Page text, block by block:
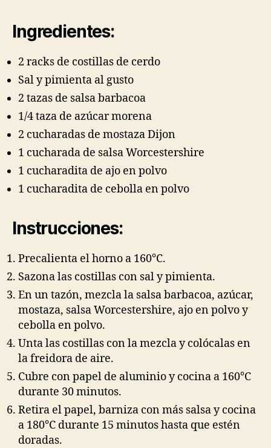
Ingredientes:
2 racks de costillas de cerdo
Sal y pimienta al gusto
2 tazas de salsa barbacoa
1/4 taza de azúcar morena
2 cucharadas de mostaza Dijon
1 cucharada de salsa Worcestershire
1 cucharadita de ajo en polvo
1 cucharadita de cebolla en polvo
Instrucciones:
Precalienta el horno a 160°C.
Sazona las costillas con sal y pimienta.
En un tazón, mezcla la salsa barbacoa, azúcar,
mostaza, salsa Worcestershire, ajo en polvo y
cebolla en polvo.
Unta las costillas con la mezcla y colócalas en
la freidora de aire.
Cubre con papel de aluminio y cocina a 160°C
durante 30 minutos.
Retira el papel, barniza con más salsa y cocina
a 180°C durante 15 minutos hasta que estén
doradas.